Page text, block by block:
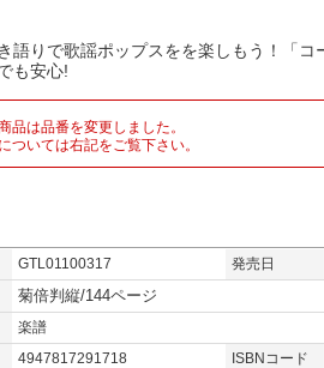
語りで歌謡ポップスをを楽しもう！「コ
も安心!
品は品番を変更しました。
ついては右記をご覧下さい。
GTL01100317 発売日
菊倍判縦/144ページ
楽譜
4947817291718 ISBNコード